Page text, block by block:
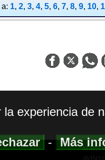
1, 2, 3, 4, 5, 6, 7, 8, 9, 10,
MAPA
AVISO
experiencia de
-Más